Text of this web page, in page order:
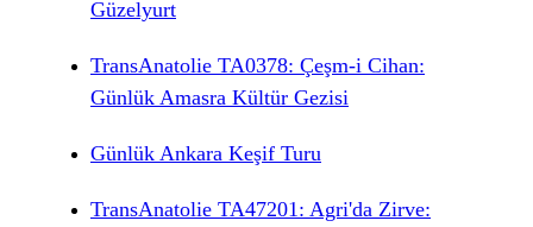
Güzelyurt
TransAnatolie TA0378: Çeşm-i Cihan:
Günlük Amasra Kültür Gezisi
Günlük Ankara Keşif Turu
TransAnatolie TA47201: Agri'da Zirve: